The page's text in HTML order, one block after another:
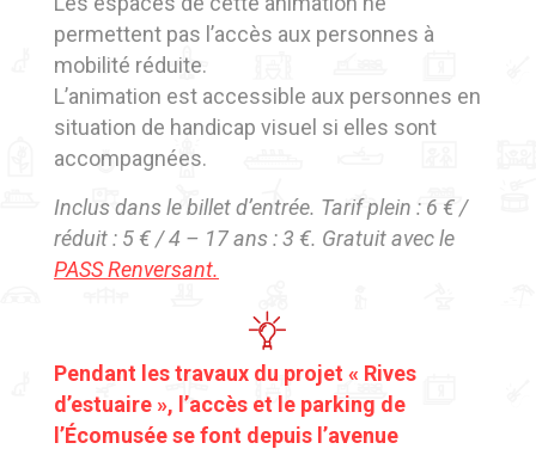
permettent pas l’accès aux personnes à
mobilité réduite.
L’animation est accessible aux personnes en
situation de handicap visuel si elles sont
accompagnées.
Inclus dans le billet d’entrée. Tarif plein : 6 € /
réduit : 5 € / 4 – 17 ans : 3 €. Gratuit avec le
PASS Renversant.
Pendant les travaux du projet « Rives
d’estuaire », l’accès et le parking de
l’Écomusée se font depuis l’avenue